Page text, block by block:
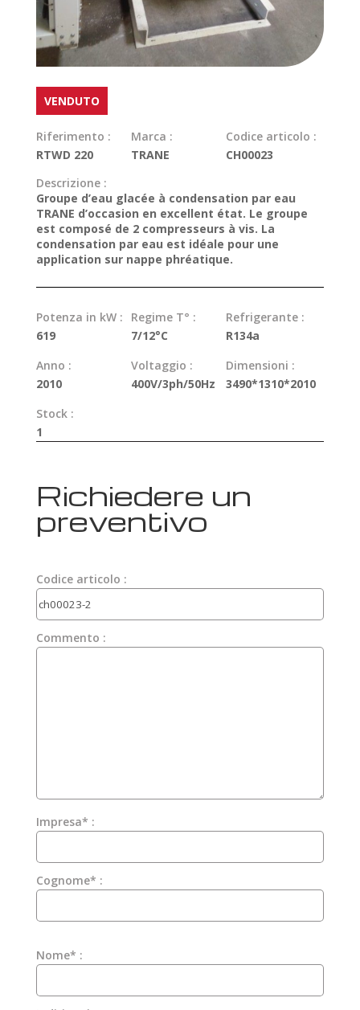
VENDUTO
Riferimento :
RTWD 220
Marca :
TRANE
Codice articolo :
CH00023
Descrizione :
Groupe d’eau glacée à condensation par eau
TRANE d’occasion en excellent état. Le groupe
est composé de 2 compresseurs à vis. La
condensation par eau est idéale pour une
application sur nappe phréatique.
Potenza in kW :
619
Regime T° :
7/12°C
Refrigerante :
R134a
Anno :
2010
Voltaggio :
400V/3ph/50Hz
Dimensioni :
3490*1310*2010
Stock :
1
Richiedere un
preventivo
Codice articolo :
Commento :
Impresa* :
Cognome* :
Nome* :